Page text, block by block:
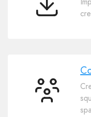
Importazione